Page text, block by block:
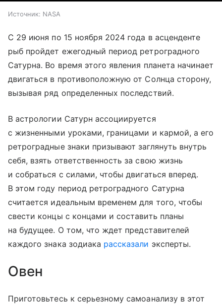
Источник: NASA
С 29 июня по 15 ноября 2024 года в асценденте
рыб пройдет ежегодный период ретроградного
Сатурна. Во время этого явления планета начинает
двигаться в противоположную от Солнца сторону,
вызывая ряд определенных последствий.
В астрологии Сатурн ассоциируется
с жизненными уроками, границами и кармой, а его
ретроградные знаки призывают заглянуть внутрь
себя, взять ответственность за свою жизнь
и собраться с силами, чтобы двигаться вперед.
В этом году период ретроградного Сатурна
считается идеальным временем для того, чтобы
свести концы с концами и составить планы
на будущее. О том, что ждет представителей
каждого знака зодиака рассказали эксперты.
Овен
Приготовьтесь к серьезному самоанализу в этот